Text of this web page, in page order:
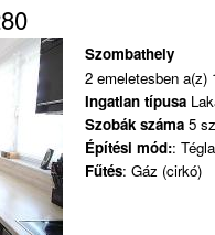
Szombathely
2 emeletesben a(z)
Ingatlan típusa
Szobák száma 5
Építési mód:: Tégla
Fűtés: Gáz (cirkó)